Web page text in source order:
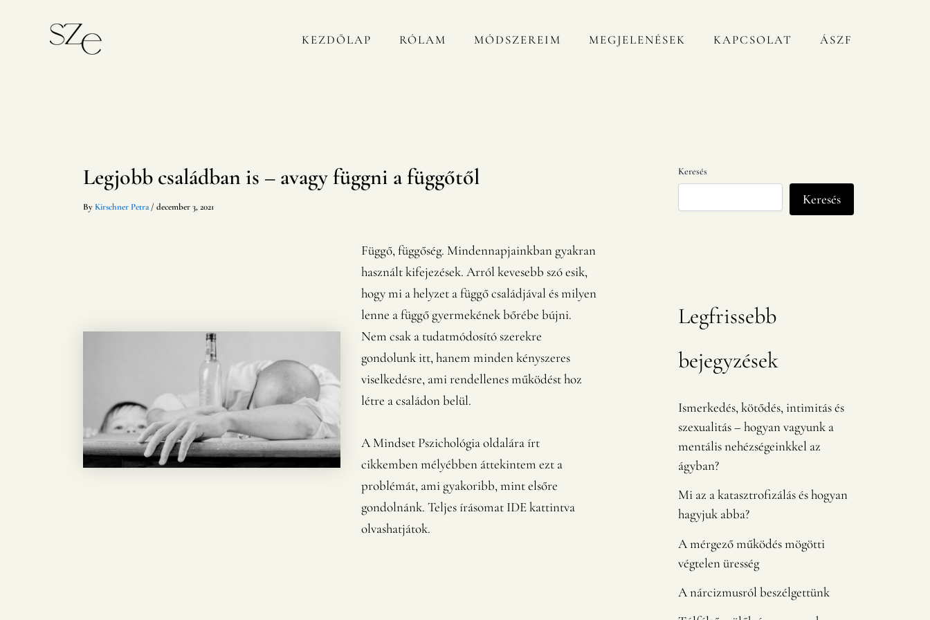
KEZDŐLAP RÓLAM MÓDSZEREIM MEGJELENÉSEK KAPCSOLAT ÁSZF
Legjobb családban is – avagy függni a függőtől
ByKirschner Petra/ december 3, 2021
Függő, függőség. Mindennapjainkban gyakran
használt kifejezések. Arról kevesebb szó esik,
hogy mi a helyzet a függő családjával és milyen
lenne a függő gyermekének bőrébe bújni.
Nem csak a tudatmódosító szerekre
gondolunk itt, hanem minden kényszeres
viselkedésre, ami rendellenes működést hoz
létre a családon belül.
A Mindset Pszichológiaoldalára írt
cikkemben mélyébben áttekintem ezt a
problémát, ami gyakoribb, mint elsőre
gondolnánk. Teljes írásomat IDE kattintva
olvashatjátok.
Keresés
Keresés
Legfrissebb
bejegyzések
Ismerkedés, kötődés, intimitás és
szexualitás – hogyan vagyunk a
mentális nehézségeinkkel az
ágyban?
Mi az a katasztrofizálás és hogyan
hagyjuk abba?
A mérgező működés mögötti
végtelen üresség
A nárcizmusról beszélgettünk